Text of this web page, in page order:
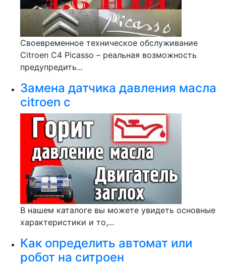
Своевременное техническое обслуживание
Citroen С4 Picasso – реальная возможность
предупредить...
Замена датчика давления масла
citroen c
В нашем каталоге вы можете увидеть основные
характеристики и то,...
Как определить автомат или
робот на ситроен